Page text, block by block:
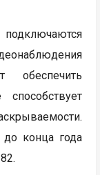
обеспечить
конца года